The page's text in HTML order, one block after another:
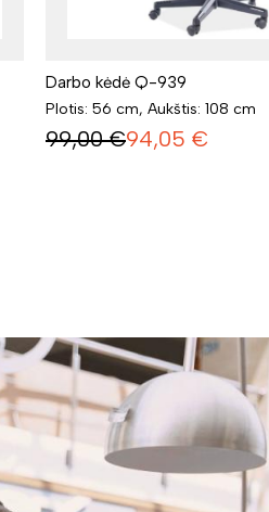
Darbo kėdė Q-939
Plotis: 56 cm, Aukštis: 108 cm
99,00 €94,05 €